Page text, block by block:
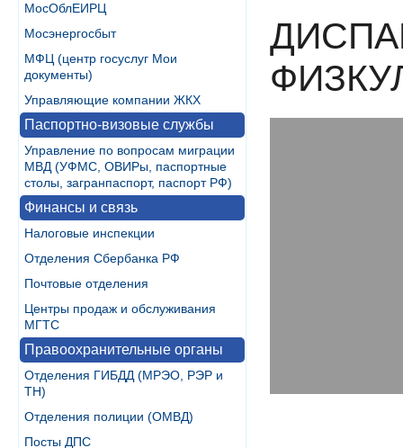
МосОблЕИРЦ
Мосэнергосбыт
МФЦ (центр госуслуг Мои
документы)
Управляющие компании ЖКХ
Паспортно-визовые службы
Управление по вопросам миграции
МВД (УФМС, ОВИРы, паспортные
столы, загранпаспорт, паспорт РФ)
Финансы и связь
Налоговые инспекции
Отделения Сбербанка РФ
Почтовые отделения
Центры продаж и обслуживания
МГТС
Правоохранительные органы
Отделения ГИБДД (МРЭО, РЭР и
ТН)
Отделения полиции (ОМВД)
Посты ДПС